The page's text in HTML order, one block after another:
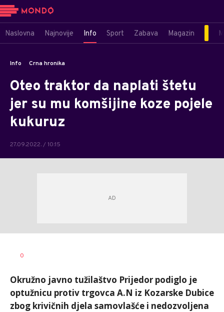
Naslovna Najnovije Info Sport Zabava Magazin
Info Crna hronika
Oteo traktor da naplati štetu
jer su mu komšijine koze pojele
kukuruz
27.09.2022. / 10:15
AUTOR
0
Okružno javno tužilaštvo Prijedor podiglo je
optužnicu protiv trgovca A.N iz Kozarske Dubice
zbog krivičnih djela samovlašće i nedozvoljena